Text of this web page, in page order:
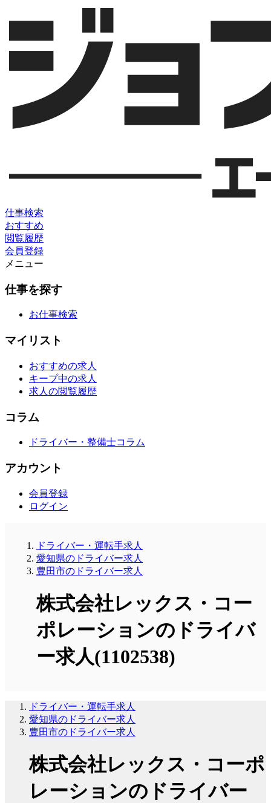
仕事検索
おすすめ
閲覧履歴
会員登録
メニュー
仕事を探す
お仕事検索
マイリスト
おすすめの求人
キープ中の求人
求人の閲覧履歴
コラム
ドライバー・整備士コラム
アカウント
会員登録
ログイン
ドライバー・運転手求人
愛知県のドライバー求人
豊田市のドライバー求人
株式会社レックス・コー
ポレーションのドライバ
ー求人(1102538)
ドライバー・運転手求人
愛知県のドライバー求人
豊田市のドライバー求人
株式会社レックス・コーポ
レーションのドライバー